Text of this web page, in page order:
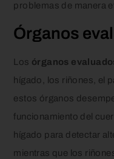
problemas de manera
Órganos
Los órganos
hígado, los riñones, el
estos órganos
funcionamiento del
hígado para detectar
mientras que los